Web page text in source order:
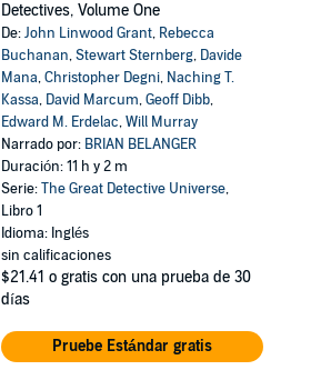
Detectives, Volume One
De:John Linwood Grant, Rebecca
Buchanan,Stewart Sternberg, Davide
Mana,Christopher Degni, Naching T.
Kassa, David Marcum,Geoff Dibb,
Edward M. Erdelac,Will Murray
Narrado por: BRIAN BELANGER
Duración: 11 h y 2 m
Serie:The Great Detective Universe,
Libro 1
Idioma: Inglés
sin calificaciones
$21.41 o gratis con una prueba de 30
días
Pruebe Estándar gratis